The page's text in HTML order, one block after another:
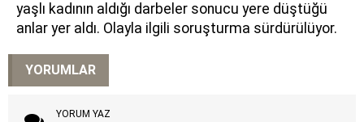
yaşlı kadının aldığı darbeler sonucu yere düştüğü
anlar yer aldı. Olayla ilgili soruşturma sürdürülüyor.
YORUMLAR
YORUM YAZ